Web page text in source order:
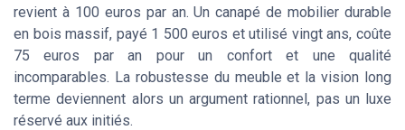
revient à 100 euros par an. Un canapé de mobilier durable
en bois massif, payé 1 500 euros et utilisé vingt ans, coûte
75 euros par an pour un confort et une qualité
incomparables. La robustesse du meuble et la vision long
terme deviennent alors un argument rationnel, pas un luxe
réservé aux initiés.